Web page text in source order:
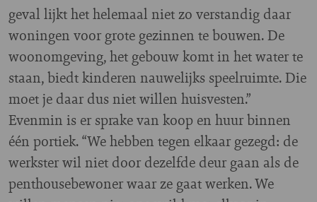
geval lijkt het helemaal niet zo verstandig daar
woningen voor grote gezinnen te bouwen. De
woonomgeving, het gebouw komt in het water te
staan, biedt kinderen nauwelijks speelruimte. Die
moet je daar dus niet willen huisvesten.”
Evenmin is er sprake van koop en huur binnen
één portiek. “We hebben tegen elkaar gezegd: de
werkster wil niet door dezelfde deur gaan als de
penthousebewoner waar ze gaat werken. We